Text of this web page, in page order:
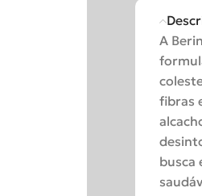
A
fibras
busca